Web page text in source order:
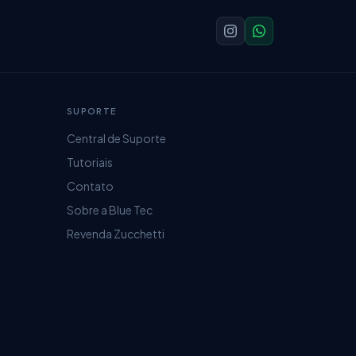
SUPORTE
Central de Suporte
Tutoriais
Contato
Sobre a Blue Tec
Revenda Zucchetti